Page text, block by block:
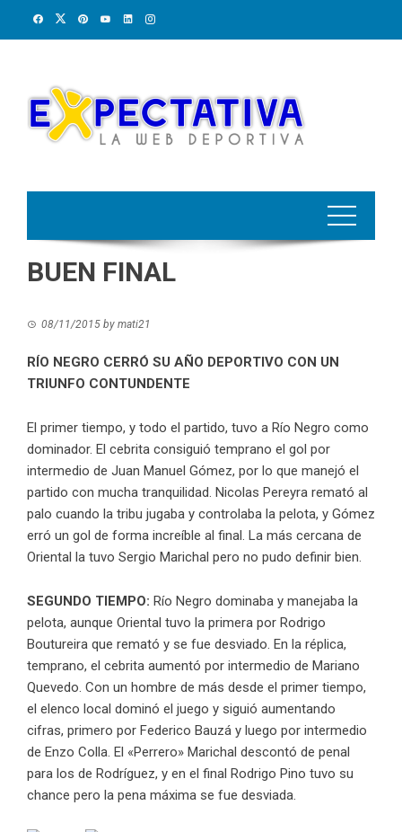
BUEN FINAL
08/11/2015 by mati21
RÍO NEGRO CERRÓ SU AÑO DEPORTIVO CON UN
TRIUNFO CONTUNDENTE
El primer tiempo, y todo el partido, tuvo a Río Negro como
dominador. El cebrita consiguió temprano el gol por
intermedio de Juan Manuel Gómez, por lo que manejó el
partido con mucha tranquilidad. Nicolas Pereyra remató al
palo cuando la tribu jugaba y controlaba la pelota, y Gómez
erró un gol de forma increíble al final. La más cercana de
Oriental la tuvo Sergio Marichal pero no pudo definir bien.
SEGUNDO TIEMPO: Río Negro dominaba y manejaba la
pelota, aunque Oriental tuvo la primera por Rodrigo
Boutureira que remató y se fue desviado. En la réplica,
temprano, el cebrita aumentó por intermedio de Mariano
Quevedo. Con un hombre de más desde el primer tiempo,
el elenco local dominó el juego y siguió aumentando
cifras, primero por Federico Bauzá y luego por intermedio
de Enzo Colla. El «Perrero» Marichal descontó de penal
para los de Rodríguez, y en el final Rodrigo Pino tuvo su
chance pero la pena máxima se fue desviada.